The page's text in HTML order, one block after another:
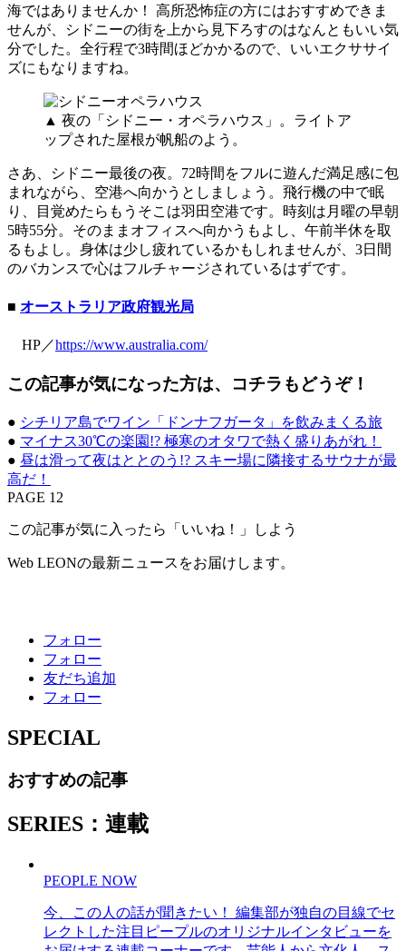
海ではありませんか！ 高所恐怖症の方にはおすすめできま
せんが、シドニーの街を上から見下ろすのはなんともいい気
分でした。全行程で3時間ほどかかるので、いいエクササイ
ズにもなりますね。
▲ 夜の「シドニー・オペラハウス」。ライトア
ップされた屋根が帆船のよう。
さあ、シドニー最後の夜。72時間をフルに遊んだ満足感に包
まれながら、空港へ向かうとしましょう。飛行機の中で眠
り、目覚めたらもうそこは羽田空港です。時刻は月曜の早朝
5時55分。そのままオフィスへ向かうもよし、午前半休を取
るもよし。身体は少し疲れているかもしれませんが、3日間
のバカンスで心はフルチャージされているはずです。
■ オーストラリア政府観光局
HP／https://www.australia.com/
この記事が気になった方は、コチラもどうぞ！
● シチリア島でワイン「ドンナフガータ」を飲みまくる旅
● マイナス30℃の楽園!? 極寒のオタワで熱く盛りあがれ！
● 昼は滑って夜はととのう!? スキー場に隣接するサウナが最
高だ！
PAGE 12
この記事が気に入ったら「いいね！」しよう
Web LEONの最新ニュースをお届けします。
フォロー
フォロー
友だち追加
フォロー
SPECIAL
おすすめの記事
SERIES：連載
PEOPLE NOW
今、この人の話が聞きたい！ 編集部が独自の目線でセ
レクトした注目ピープルのオリジナルインタビューを